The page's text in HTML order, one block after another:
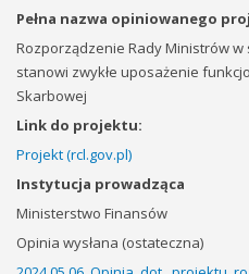
Pełna nazwa opiniowanego
Rozporządzenie Rady Ministrów
stanowi zwykłe uposażenie
Skarbowej
Link do projektu:
Projekt (rcl.gov.pl)
Instytucja prowadząca
Ministerstwo Finansów
Opinia wysłana (ostateczna)